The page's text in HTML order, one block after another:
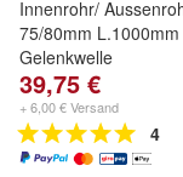
Innenrohr/
75/80mm L.1000mm
Gelenkwelle
39,75 €
+ 6,00 € Versand
4